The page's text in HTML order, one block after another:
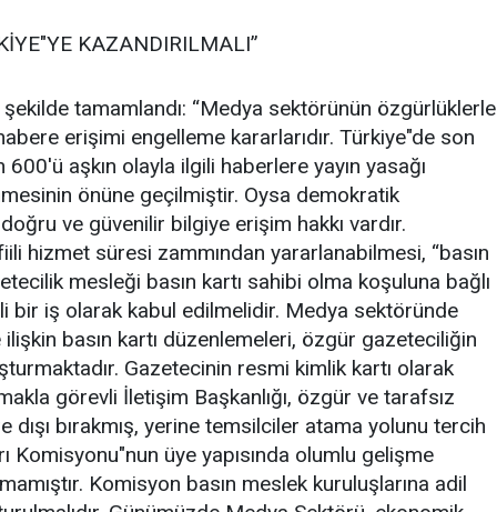
KAZANDIRILMALI”
tamamlandı: “Medya sektörünün özgürlüklerle
erişimi engelleme kararlarıdır. Türkiye"de son
aşkın olayla ilgili haberlere yayın yasağı
önüne geçilmiştir. Oysa demokratik
ve güvenilir bilgiye erişim hakkı vardır.
hizmet süresi zammından yararlanabilmesi, “basın
mesleği basın kartı sahibi olma koşuluna bağlı
bir iş olarak kabul edilmelidir. Medya sektöründe
basın kartı düzenlemeleri, özgür gazeteciliğin
Gazetecinin resmi kimlik kartı olarak
görevli İletişim Başkanlığı, özgür ve tarafsız
dışı bırakmış, yerine temsilciler atama yolunu tercih
Komisyonu"nun üye yapısında olumlu gelişme
Komisyon basın meslek kuruluşlarına adil